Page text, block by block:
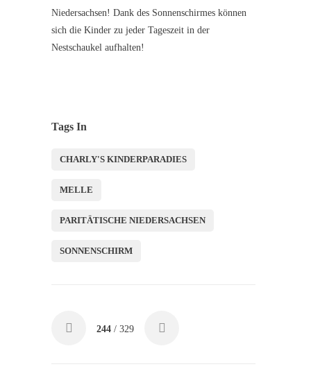
Niedersachsen! Dank des Sonnenschirmes können
sich die Kinder zu jeder Tageszeit in der
Nestschaukel aufhalten!
Tags In
CHARLY'S KINDERPARADIES
MELLE
PARITÄTISCHE NIEDERSACHSEN
SONNENSCHIRM
244 / 329